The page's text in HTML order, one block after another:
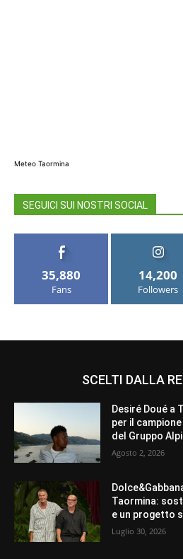
Meteo Taormina
SEGUICI SUI NOSTRI SOCIAL
35,880
Fans
14,200
Followers
SCELTI DALLA
Desiré Doué a
per il
del Gruppo
Agosto 2, 2026
Taormina:
e un progetto
Luglio 30, 2026